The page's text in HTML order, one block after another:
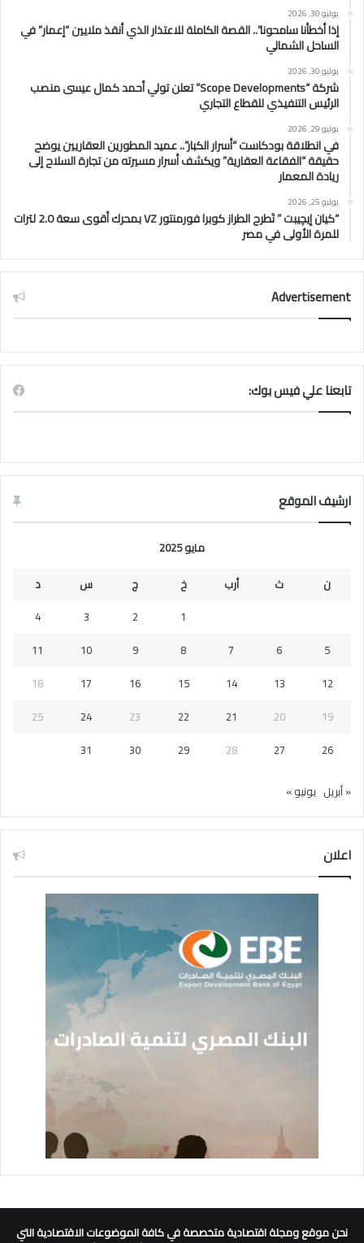
يوليو 30, 2026
إذا أخطأنا سامحونا”.. القصة الكاملة للاعتذار الذي أنقذ ملايين “إعمار” في
الساحل الشمالي
يوليو 30, 2026
شركة “Scope Developments” تعلن تولي أحمد كمال عيسى منصب
الرئيس التنفيذي للقطاع التجاري
يوليو 29, 2026
في انطلاقة بودكاست “أسرار الكبار”.. عميد المطورين العقاريين يوضح
حقيقة “الفقاعة العقارية” ويكشف أسرار مسيرته من تجارة السلاح إلى
ريادة المعمار
يوليو 25, 2026
“كيان إيچيبت ” تَطرح الطراز كوبرا فورمنتور VZ بمحرك أقوى سعة 2.0 لترات
للمرة الأولى في مصر
Advertisement
تابعنا علي فيس بوك:
ارشيف الموقع
مايو 2025
ن
ث أرب خ ج س
د
1
2
3
4
5
6
7
8
9
10
11
12
13
14
15
16
17
18
19
20
21
22
23
24
25
26
27
28
29
30
31
« أبريل يونيو »
اعلان
نحن موقع ومجلة اقتصادية متخصصة في كافة الموضوعات الاقتصادية التي